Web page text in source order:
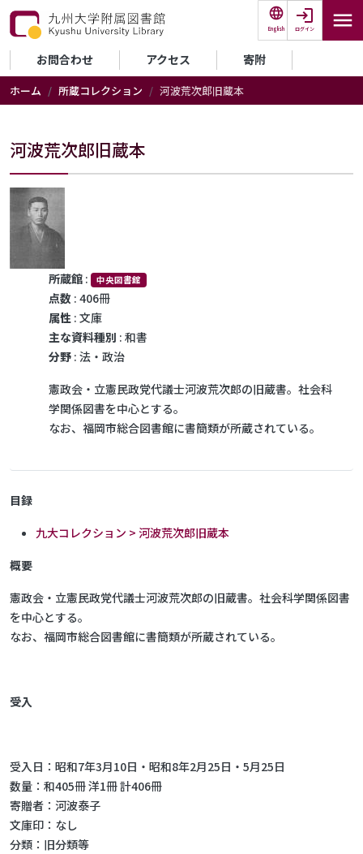
メインコンテンツに移動
English ログイン
セカンダリーメニュー
お問合わせ アクセス 寄附
ホーム 所蔵コレクション 河波荒次郎旧蔵本
河波荒次郎旧蔵本
所蔵館 : 中央図書館
点数 : 406冊
属性 : 文庫
主な資料種別 : 和書
分野 : 法・政治
憲政会・立憲民政党代議士河波荒次郎の旧蔵書。社会科
学関係図書を中心とする。
なお、福岡市総合図書館に書簡類が所蔵されている。
目録
九大コレクション > 河波荒次郎旧蔵本
概要
憲政会・立憲民政党代議士河波荒次郎の旧蔵書。社会科学関係図書
を中心とする。
なお、福岡市総合図書館に書簡類が所蔵されている。
受入
受入日：昭和7年3月10日・昭和8年2月25日・5月25日
数量：和405冊 洋1冊 計406冊
寄贈者：河波泰子
文庫印：なし
分類：旧分類等